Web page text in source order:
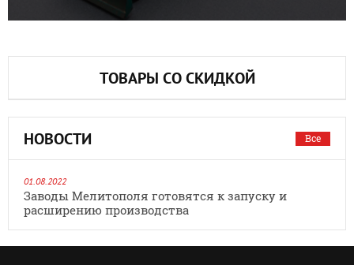
ТОВАРЫ СО СКИДКОЙ
НОВОСТИ Все
01.08.2022
Заводы Мелитополя готовятся к запуску и
расширению производства